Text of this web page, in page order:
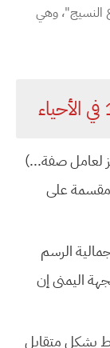
النسيج"، وهي
لعامل صفة...)
مقسمة على
الرسم
اليمنى إن
بشكل متقابل